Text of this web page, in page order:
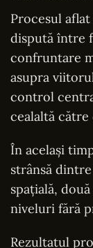
Procesul
dispută între
confruntare
asupra
control
cealaltă către
În același
strânsă
spațială,
niveluri fără
Rezultatul